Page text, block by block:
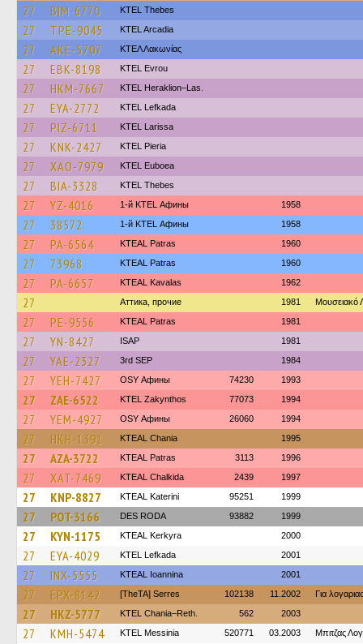
27 BIM-6770 KTEL Thebes
27 TPE-9045 KTEL Arcadia
27 AKE-5707 ΚΤΕΛ Λακωνίας
27 EBK-8198 KTEL Evrou
27 HKM-7667 KTEL Heraklion–Las.
27 EYA-2772 KTEL Lefkada
27 PIZ-6711 KTEL Larissa
27 KNK-2427 KTEL Pieria
27 XAO-7979 ΚΤΕL Euboea
27 BIA-3328 KTEL Thebes
27 YZ-4016 1-й KTEL Афины 1958
27 38572 1-й KTEL Афины 1958
27 PA-6564 KTEAL Patras 1960
27 73968 KTEAL Patras 1960
27 PA-6657 KTEAL Kavalas 1962
27 Аттика, прочие 1981 Μουσειακό
27 PE-9556 KTEAL Patras 1981
27 YN-8427 ISAP 1981
27 YAE-2327 3rd SEP 1984
27 YEH-7427 OSY Афины 74230 1993
27 ZAE-6522 KTEL Zakynthos 77073 1994
27 YEM-4927 OSY Афины 26060 1994
27 HKH-1391 KTEAL Chania 1995
27 AZA-3722 KTEAL Patras 3113 1996
27 XAT-7469 KTEAL Chalkida 2439 1997
27 KNP-8827 KTEAL Katerini 95251 1999
27 POT-3166 DES RODA 93882 1999
27 KYN-1175 KTEAL Kerkyra 2000
27 EYA-4029 KTEL Lefkada 2001
27 INX-5555 KTEAL Ioannina 2001
27 EPX-8142 [TheTA] Serres 102138 11.2002 Για
27 HKZ-5777 KTEL Chania–Reth. 562 2003
27 KMH-5474 KTEL Messinia 520771 03.2003 Μπιτζας